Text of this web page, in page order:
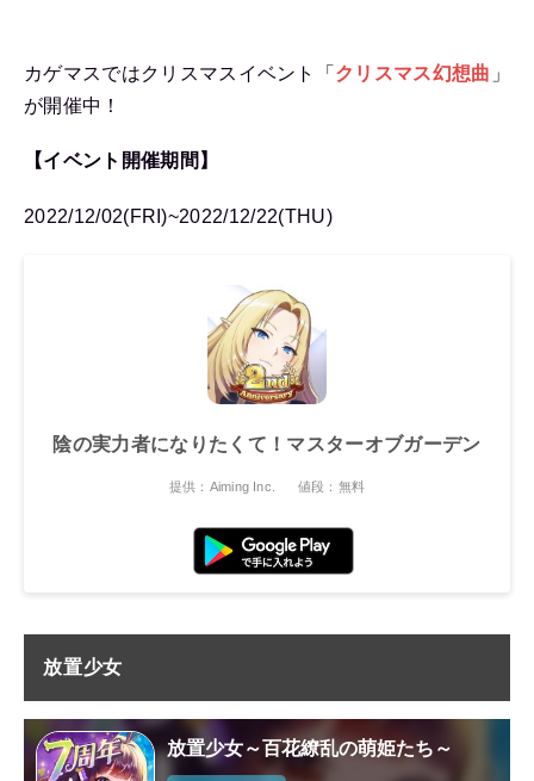
カゲマスではクリスマスイベント「 クリスマス幻想曲 」
が開催中！
【イベント開催期間】
2022/12/02(FRI)~2022/12/22(THU)
陰の実力者になりたくて！マスターオブガーデン
提供：Aiming Inc. 値段：無料
放置少女
放置少女～百花繚乱の萌姫たち～